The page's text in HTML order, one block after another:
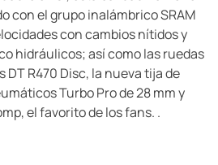
con el grupo inalámbrico SRAM
con cambios nítidos y
hidráulicos; así como las ruedas
R470 Disc, la nueva tija de
Turbo Pro de 28 mm y
el favorito de los fans. .